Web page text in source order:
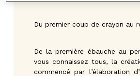
Du premier coup de crayon au
De la première ébauche au
vous connaissez tous, la
commencé par l’élaboration